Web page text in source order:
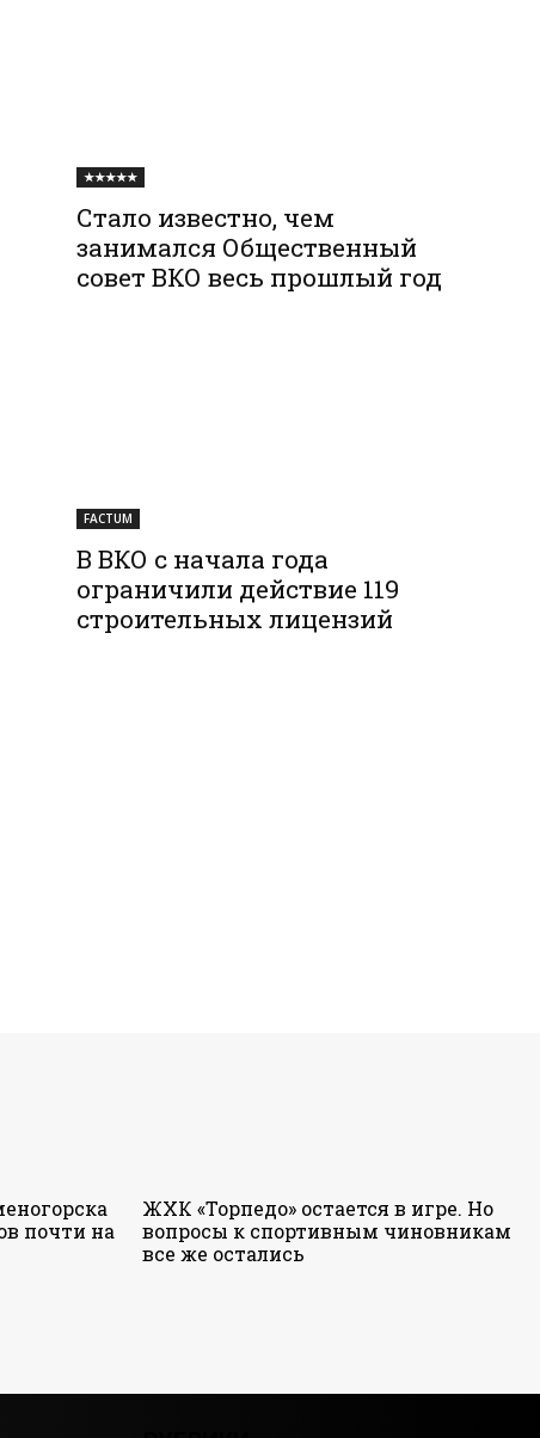
★★★★★
Стало известно, чем
занимался Общественный
совет ВКО весь прошлый год
FACTUM
В ВКО с начала года
ограничили действие 119
строительных лицензий
почти на
ЖХК «Торпедо» остается в игре. Но
вопросы к спортивным чиновникам
все же остались